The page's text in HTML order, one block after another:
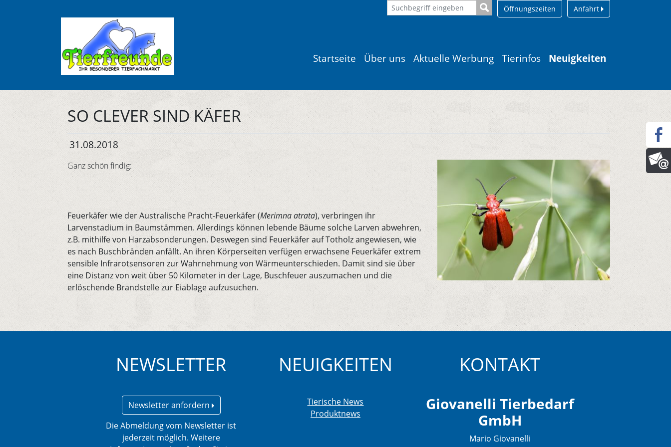
Öffnungszeiten Anfahrt
Startseite Über uns Aktuelle Werbung Tierinfos Neuigkeiten
SO CLEVER SIND KÄFER
31.08.2018
Ganz schön findig:
Feuerkäfer wie der Australische Pracht-Feuerkäfer (Merimna atrata), verbringen ihr
Larvenstadium in Baumstämmen. Allerdings können lebende Bäume solche Larven abwehren,
z.B. mithilfe von Harzabsonderungen. Deswegen sind Feuerkäfer auf Totholz angewiesen, wie
es nach Buschbränden anfällt. An ihren Körperseiten verfügen erwachsene Feuerkäfer extrem
sensible Infrarotsensoren zur Wahrnehmung von Wärmeunterschieden. Damit sind sie über
eine Distanz von weit über 50 Kilometer in der Lage, Buschfeuer auszumachen und die
erlöschende Brandstelle zur Eiablage aufzusuchen.
NEWSLETTER
Newsletter anfordern
Die Abmeldung vom Newsletter ist
jederzeit möglich. Weitere
NEUIGKEITEN
Tierische News
Produktnews
KONTAKT
Giovanelli Tierbedarf
GmbH
Mario Giovanelli